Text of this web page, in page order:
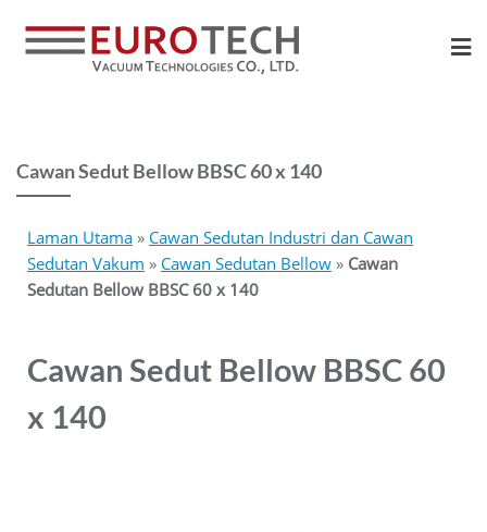
Cawan Sedut Bellow BBSC 60 x 140
Laman Utama » Cawan Sedutan Industri dan Cawan
Sedutan Vakum » Cawan Sedutan Bellow » Cawan
Sedutan Bellow BBSC 60 x 140
Cawan Sedut Bellow BBSC 60
x 140